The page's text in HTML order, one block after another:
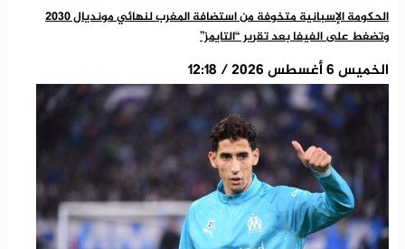
الحكومة الإسبانية متخوفة من استضافة المغرب لنهائي مونديال 2030
وتضغط على الفيفا بعد تقرير “التايمز”
الخميس 6 أغسطس 2026 / 12:18